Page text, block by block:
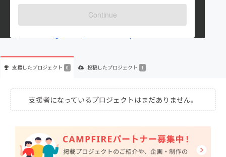
Continue
出身国：日本 出身地：沖縄県
支援したプロジェクト 0 投稿したプロジェクト 1
支援者になっているプロジェクトはまだありません。